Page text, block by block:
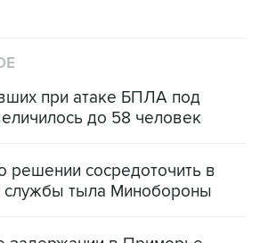
при атаке БПЛА под
до 58 человек
решении сосредоточить в
службы тыла Минобороны